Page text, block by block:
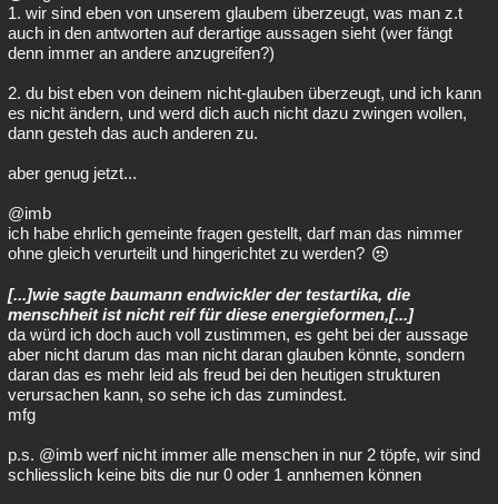
1. wir sind eben von unserem glaubem überzeugt, was man z.t
auch in den antworten auf derartige aussagen sieht (wer fängt
denn immer an andere anzugreifen?)
2. du bist eben von deinem nicht-glauben überzeugt, und ich kann
es nicht ändern, und werd dich auch nicht dazu zwingen wollen,
dann gesteh das auch anderen zu.
aber genug jetzt...
@imb
ich habe ehrlich gemeinte fragen gestellt, darf man das nimmer
ohne gleich verurteilt und hingerichtet zu werden?
[...]wie sagte baumann endwickler der testartika, die
menschheit ist nicht reif für diese energieformen,[...]
da würd ich doch auch voll zustimmen, es geht bei der aussage
aber nicht darum das man nicht daran glauben könnte, sondern
daran das es mehr leid als freud bei den heutigen strukturen
verursachen kann, so sehe ich das zumindest.
mfg
p.s. @imb werf nicht immer alle menschen in nur 2 töpfe, wir sind
schliesslich keine bits die nur 0 oder 1 annhemen können